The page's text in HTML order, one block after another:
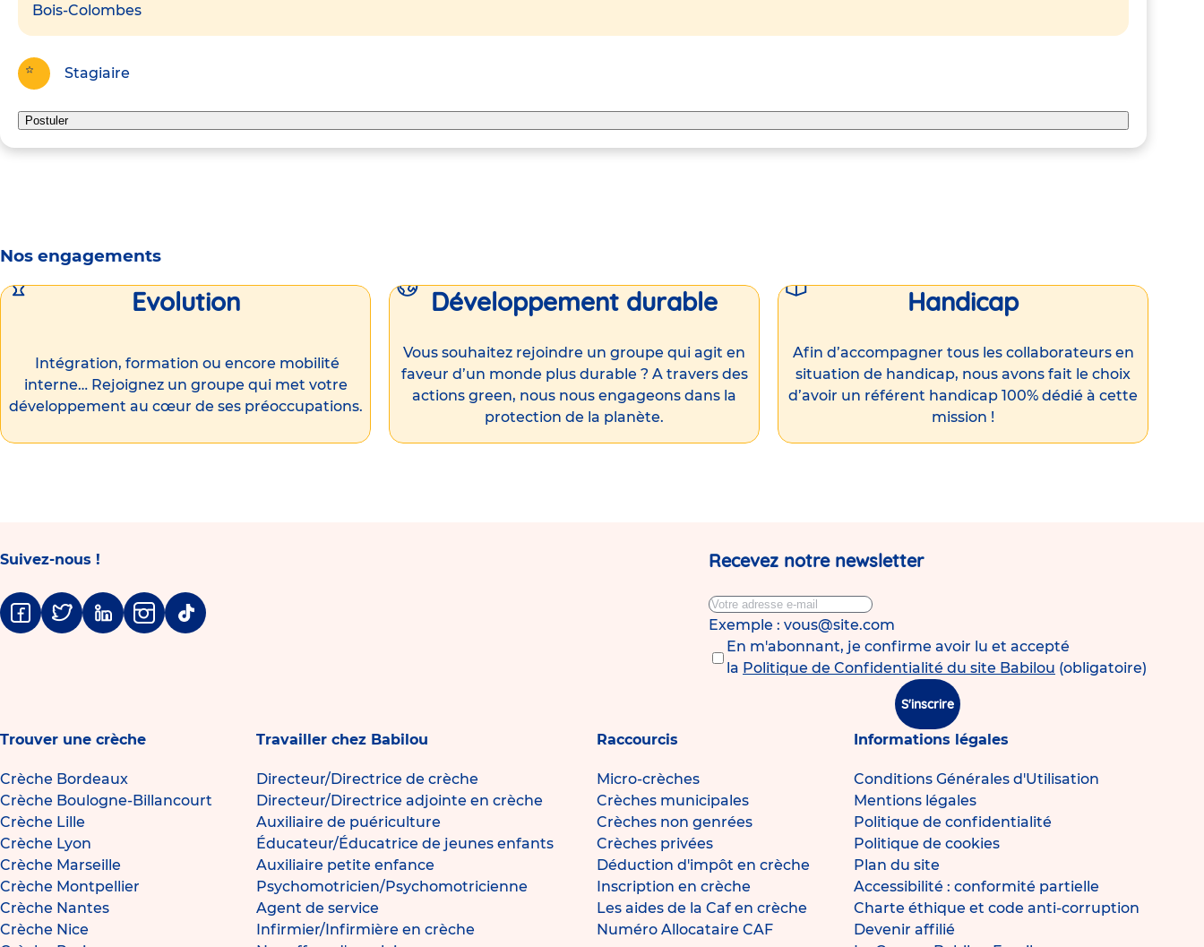
Bois-Colombes
Stagiaire
Postuler
Nos engagements
Evolution
Intégration, formation ou encore mobilité
interne… Rejoignez un groupe qui met votre
développement au cœur de ses préoccupations.
Développement durable
Vous souhaitez rejoindre un groupe qui agit en
faveur d’un monde plus durable ? A travers des
actions green, nous nous engageons dans la
protection de la planète.
Handicap
Afin d’accompagner tous les collaborateurs en
situation de handicap, nous avons fait le choix
d’avoir un référent handicap 100% dédié à cette
mission !
Suivez-nous !
Facebook
TwitterLinkedinInstagram
Tiktok
Recevez notre newsletter
Exemple : vous@site.com
En m'abonnant, je confirme avoir lu et accepté
la Politique de Confidentialité du site Babilou (obligatoire)
S'inscrire
Trouver une crèche
Crèche Bordeaux
Crèche Boulogne-Billancourt
Crèche Lille
Crèche Lyon
Crèche Marseille
Crèche Montpellier
Crèche Nantes
Crèche Nice
Travailler chez Babilou
Directeur/Directrice de crèche
Directeur/Directrice adjointe en crèche
Auxiliaire de puériculture
Éducateur/Éducatrice de jeunes enfants
Auxiliaire petite enfance
Psychomotricien/Psychomotricienne
Agent de service
Infirmier/Infirmière en crèche
Raccourcis
Micro-crèches
Crèches municipales
Crèches non genrées
Crèches privées
Déduction d'impôt en crèche
Inscription en crèche
Les aides de la Caf en crèche
Numéro Allocataire CAF
Informations légales
Conditions Générales d'Utilisation
Mentions légales
Politique de confidentialité
Politique de cookies
Plan du site
Accessibilité : conformité partielle
Charte éthique et code anti-corruption
Devenir affilié